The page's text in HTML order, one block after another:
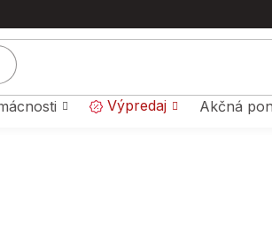
Výpredaj Akčná